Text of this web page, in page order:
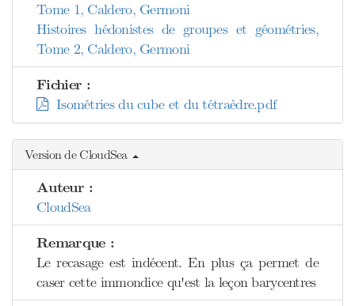
Tome 1, Caldero, Germoni
Histoires hédonistes de groupes et géométries,
Tome 2, Caldero, Germoni
Fichier :
Isométries du cube et du tétraèdre.pdf
Version de CloudSea
Auteur :
CloudSea
Remarque :
Le recasage est indécent. En plus ça permet de
caser cette immondice qu'est la leçon barycentres